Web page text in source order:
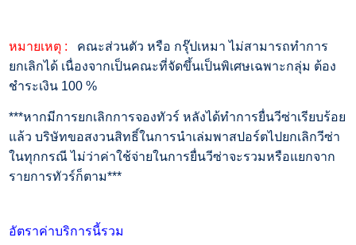
หมายเหตุ :
คณะส่วนตัว หรือ กรุ๊ปเหมา ไม่สามารถทำการ
ยกเลิกได้ เนื่องจากเป็นคณะที่จัดขึ้นเป็นพิเศษเฉพาะกลุ่ม ต้อง
ชำระเงิน 100 %
***หากมีการยกเลิกการจองทัวร์ หลังได้ทำการยื่นวีซ่าเรียบร้อย
แล้ว บริษัทขอสงวนสิทธิ์ในการนำเล่มพาสปอร์ตไปยกเลิกวีซ่า
ในทุกกรณี ไม่ว่าค่าใช้จ่ายในการยื่นวีซ่าจะรวมหรือแยกจาก
รายการทัวร์ก็ตาม***
อัตราค่าบริการนี้รวม